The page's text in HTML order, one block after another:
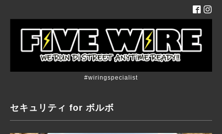
#wiringspecialist
セキュリティ for ボルボ